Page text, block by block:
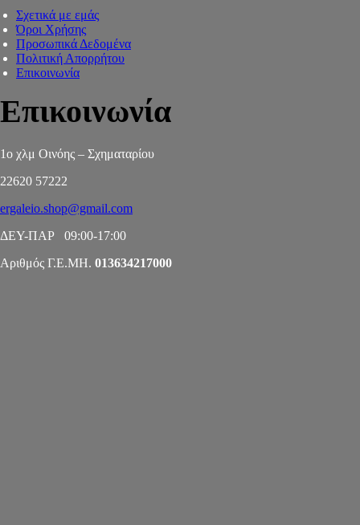
Σχετικά με εμάς
Όροι Χρήσης
Προσωπικά Δεδομένα
Πολιτική Απορρήτου
Επικοινωνία
Επικοινωνία
1ο χλμ Οινόης – Σχηματαρίου
22620 57222
ergaleio.shop@gmail.com
ΔΕΥ-ΠΑΡ 09:00-17:00
Αριθμός Γ.Ε.ΜΗ. 013634217000